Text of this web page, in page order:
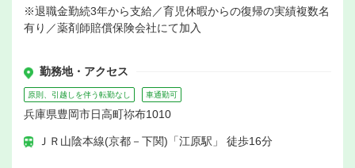
※退職金勤続3年から支給／育児休暇からの復帰の実績複数名
有り／薬剤師賠償保険会社にて加入
勤務地・アクセス
原則、引越しを伴う転勤なし 車通勤可
兵庫県豊岡市日高町祢布1010
ＪＲ山陰本線(京都－下関)「江原駅」 徒歩16分